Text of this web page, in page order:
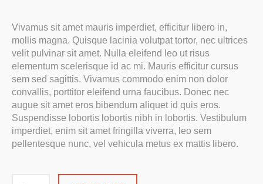
Vivamus sit amet mauris imperdiet, efficitur libero in,
mollis magna. Quisque lacinia volutpat tortor, nec ultrices
velit pulvinar sit amet. Nulla eleifend leo ut risus
elementum scelerisque id ac mi. Mauris efficitur cursus
sem sed sagittis. Vivamus commodo enim non dolor
convallis, porttitor eleifend urna faucibus. Donec nec
augue sit amet eros bibendum aliquet id quis eros.
Suspendisse lobortis lobortis nibh in lobortis. Vestibulum
imperdiet, enim sit amet fringilla viverra, leo sem
pellentesque nunc, vel vehicula metus ex mattis libero.